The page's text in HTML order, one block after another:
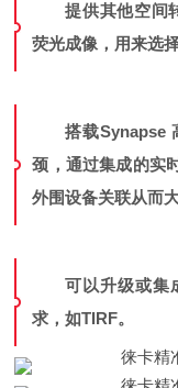
提供其他空间
荧光成像，用来选
搭载Synapse
颈，通过集成的实
外围设备关联从而
可以升级或集
求，如TIRF。